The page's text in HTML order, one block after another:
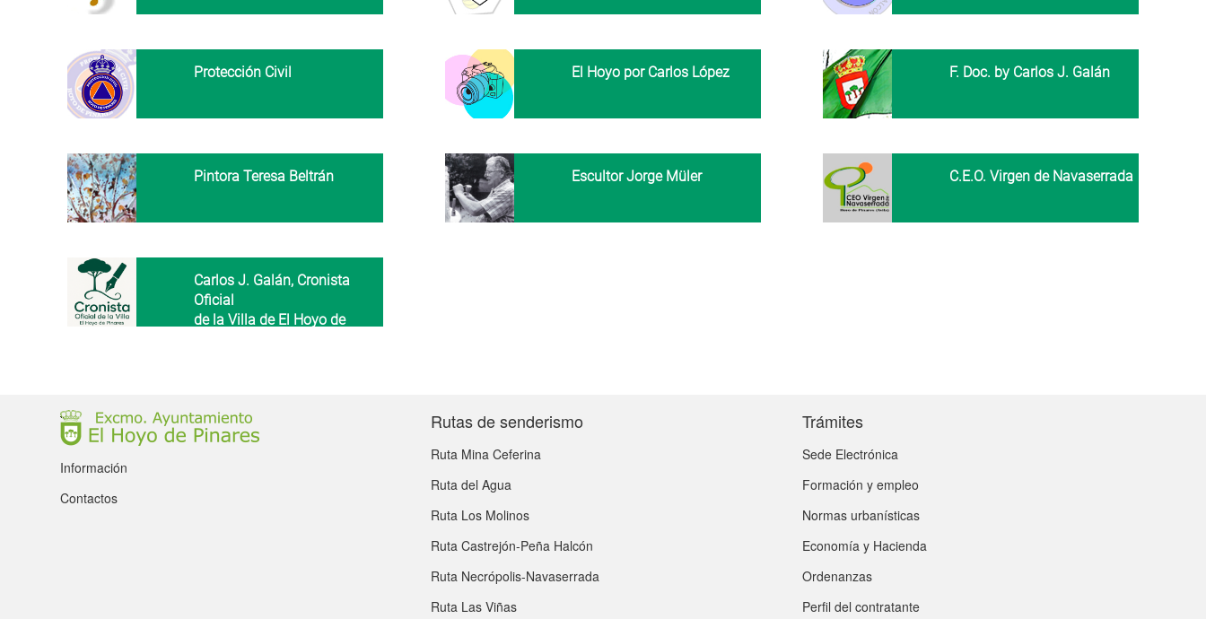
Protección Civil El Hoyo por Carlos López F. Doc. by Carlos J. Galán
Pintora Teresa Beltrán Escultor Jorge Müler C.E.O. Virgen de Navaserrada
Carlos J. Galán, Cronista
Oficial
de la Villa de El Hoyo de
Información
Contactos
Rutas de senderismo
Ruta Mina Ceferina
Ruta del Agua
Ruta Los Molinos
Ruta Castrejón-Peña Halcón
Ruta Necrópolis-Navaserrada
Ruta Las Viñas
Trámites
Sede Electrónica
Formación y empleo
Normas urbanísticas
Economía y Hacienda
Ordenanzas
Perfil del contratante